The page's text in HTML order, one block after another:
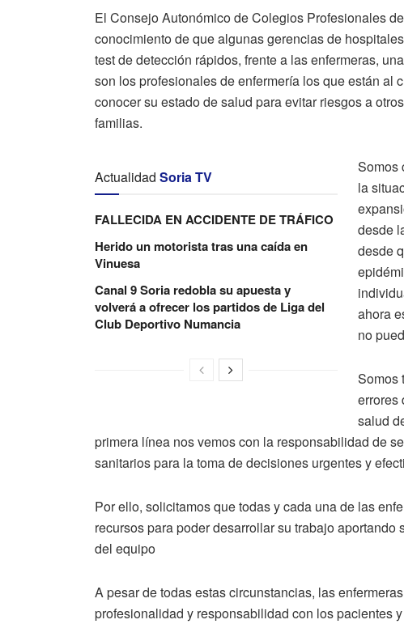
El Consejo Autonómico de Colegios Profesionales
conocimiento de que algunas gerencias de
test de detección rápidos, frente a las enfermeras,
son los profesionales de enfermería los que están al
conocer su estado de salud para evitar riesgos a
familias.
Actualidad Soria TV
FALLECIDA EN ACCIDENTE DE TRÁFICO
Herido un motorista tras una caída en
Vinuesa
Canal 9 Soria redobla su apuesta y
volverá a ofrecer los partidos de Liga del
Club Deportivo Numancia
Somos
la
desde
desde
ahora
no
Somos
errores
salud
primera línea nos vemos con la responsabilidad de
sanitarios para la toma de decisiones urgentes y
Por ello, solicitamos que todas y cada una de las
recursos para poder desarrollar su trabajo
del equipo
A pesar de todas estas circunstancias, las
profesionalidad y responsabilidad con los pacientes